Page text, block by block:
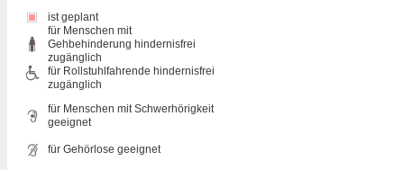
ist geplant
für Menschen mit
Gehbehinderung hindernisfrei
zugänglich
für Rollstuhlfahrende hindernisfrei
zugänglich
für Menschen mit Schwerhörigkeit
geeignet
für Gehörlose geeignet